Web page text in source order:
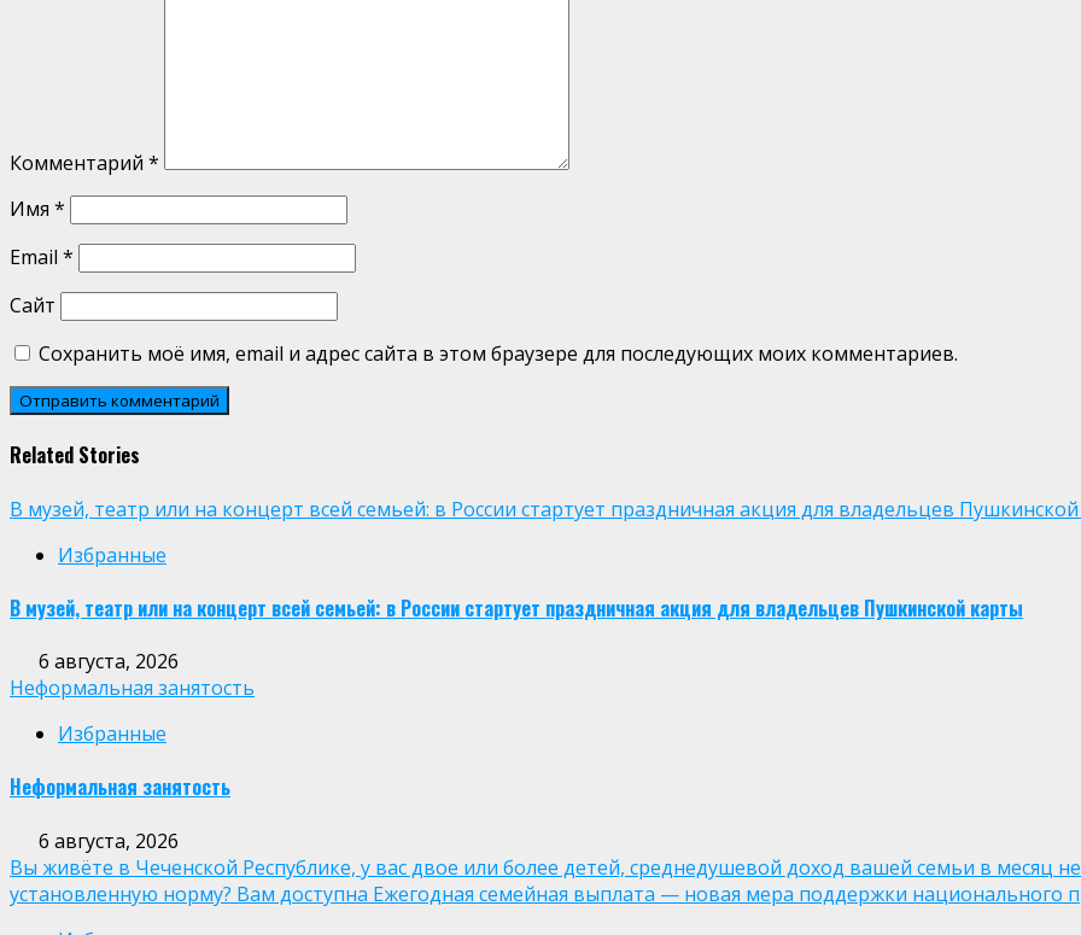
Комментарий *
Имя *
Email *
Сайт
Сохранить моё имя, email и адрес сайта в этом браузере для последующих моих комментариев.
Related Stories
В музей, театр или на концерт всей семьей: в России стартует праздничная акция для владельцев
Избранные
В музей, театр или на концерт всей семьей: в России стартует праздничная акция для владельцев Пушкинской карты
6 августа, 2026
Неформальная занятость
Избранные
Неформальная занятость
6 августа, 2026
Вы живёте в Чеченской Республике, у вас двое или более детей, среднедушевой доход вашей семьи в месяц
установленную норму? Вам доступна Ежегодная семейная выплата — новая мера поддержки национального